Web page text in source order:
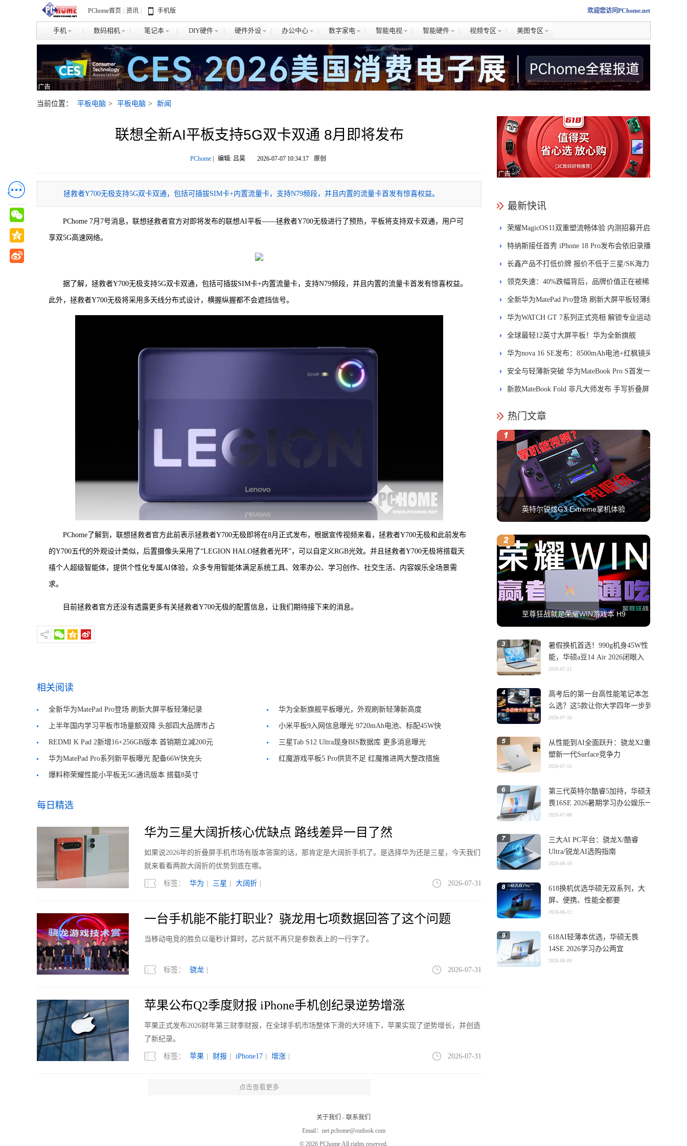
PChome首页 资讯 手机版 欢迎您访问PChome.net
手机 数码相机 笔记本 DIY硬件 硬件外设 办公中心 数字家电 智能电视 智能硬件 视频专区 美图专区
当前位置： 平板电脑 > 平板电脑 > 新闻
联想全新AI平板支持5G双卡双通 8月即将发布
PChome| 编辑: 吕昊 2026-07-07 10:34:17 原创
拯救者Y700无极支持5G双卡双通，包括可插拔SIM卡+内置流量卡，支持N79频段，并且内置的流量卡首发有惊喜权益。
PChome 7月7号消息，联想拯救者官方对即将发布的联想AI平板——拯救者Y700无极进行了预热，平板将支持双卡双通，用户可
享双5G高速网络。
据了解，拯救者Y700无极支持5G双卡双通，包括可插拔SIM卡+内置流量卡，支持N79频段，并且内置的流量卡首发有惊喜权益。
此外，拯救者Y700无极将采用多天线分布式设计，横握纵握都不会遮挡信号。
PChome了解到，联想拯救者官方此前表示拯救者Y700无极即将在8月正式发布，根据宣传视频来看，拯救者Y700无极和此前发布
的Y700五代的外观设计类似，后置摄像头采用了“LEGION HALO拯救者光环”，可以自定义RGB光效。并且拯救者Y700无极将搭载天
禧个人超级智能体，提供个性化专属AI体验，众多专用智能体满足系统工具、效率办公、学习创作、社交生活、内容娱乐全场景需
求。
目前拯救者官方还没有透露更多有关拯救者Y700无极的配置信息，让我们期待接下来的消息。
相关阅读
全新华为MatePad Pro登场 刷新大屏平板轻薄纪录 华为全新旗舰平板曝光，外观刷新轻薄新高度
上半年国内学习平板市场量额双降 头部四大品牌市占
率近八成
小米平板9入网信息曝光 9720mAh电池、标配45W快
充头
REDMI K Pad 2新增16+256GB版本 首销期立减200元 三星Tab S12 Ultra现身BIS数据库 更多消息曝光
华为MatePad Pro系列新平板曝光 配备66W快充头 红魔游戏平板5 Pro供货不足 红魔推进两大整改措施
爆料称荣耀性能小平板无5G通讯版本 搭载8英寸
每日精选
华为三星大阔折核心优缺点 路线差异一目了然
如果说2026年的折叠屏手机市场有版本答案的话，那肯定是大阔折手机了。是选择华为还是三星，今天我们
就来看看两款大阔折的优势到底在哪。
标签： 华为 三星 大阔折 2026-07-31
一台手机能不能打职业？骁龙用七项数据回答了这个问题
当移动电竞的胜负以毫秒计算时，芯片就不再只是参数表上的一行字了。
标签： 骁龙 2026-07-31
苹果公布Q2季度财报 iPhone手机创纪录逆势增涨
苹果正式发布2026财年第三财季财报，在全球手机市场整体下滑的大环境下，苹果实现了逆势增长，并创造
了新纪录。
标签： 苹果 财报 iPhone17 增涨 2026-07-31
8月11日发布 REDMI K100 Pro双旗舰满血性能
REDMI 正式官宣K100 Pro系列两款旗舰新机，将于8月11日举办新品发布会。官方介绍，该系列主打满血性
点击查看更多
最新快讯
荣耀MagicOS11双重塑流畅体验 内测招募开启
特纳斯接任首秀 iPhone 18 Pro发布会依旧录播
长鑫产品不打低价牌 报价不低于三星/SK海力
士
领克失速：40%跌幅背后，品牌价值正在被稀
释
全新华为MatePad Pro登场 刷新大屏平板轻薄纪
录
华为WATCH GT 7系列正式亮相 解锁专业运动
新体验
全球最轻12英寸大屏平板！华为全新旗舰
MatePad Pro正式发布
华为nova 16 SE发布：8500mAh电池+红枫镜头
安全与轻薄新突破 华为MateBook Pro S首发一
区双像素技术防窥屏
新款MateBook Fold 非凡大师发布 手写折叠屏
热门文章
英特尔锐炫G3 Extreme掌机体验
至尊狂战就是荣耀WIN游戏本 H9
暑假换机首选！990g机身45W性
能，华硕a豆14 Air 2026闭眼入
2026-07-21
高考后的第一台高性能笔记本怎
么选？这5款让你大学四年一步到
位
2026-07-16
从性能到AI全面跃升：骁龙X2重
塑新一代Surface竞争力
2026-07-15
第三代英特尔酷睿5加持，华硕无
畏16SE 2026暑期学习办公娱乐一
机搞定
2026-07-08
三大AI PC平台：骁龙X/酷睿
Ultra/锐龙AI选购指南
2026-06-19
618换机优选华硕无双系列，大
屏、便携、性能全都要
2026-06-12
618AI轻薄本优选，华硕无畏
14SE 2026学习办公两宜
2026-06-09
关于我们 - 联系我们
Email：net.pchome@outlook.com
© 2026 PChome All rights reserved.